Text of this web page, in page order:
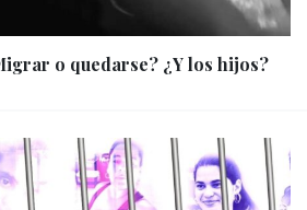
o quedarse? ¿Y los hijos?